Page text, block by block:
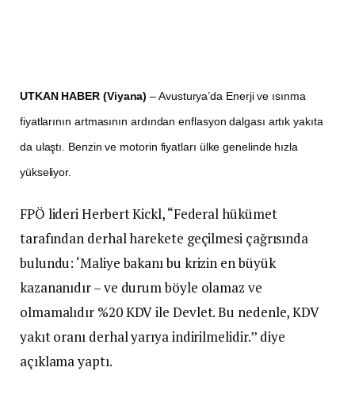
UTKAN HABER (Viyana)– Avusturya’da Enerji ve ısınma
fiyatlarının artmasının ardından enflasyon dalgası artık yakıta
da ulaştı. Benzin ve motorin fiyatları ülke genelinde hızla
yükseliyor.
FPÖ lideri Herbert Kickl, “Federal hükümet
tarafından derhal harekete geçilmesi çağrısında
bulundu: ‘Maliye bakanı bu krizin en büyük
kazananıdır – ve durum böyle olamaz ve
olmamalıdır %20 KDV ile Devlet. Bu nedenle, KDV
yakıt oranı derhal yarıya indirilmelidir.’’ diye
açıklama yaptı.